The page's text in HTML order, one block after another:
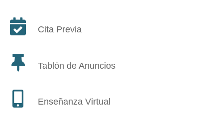
Cita Previa
Tablón de Anuncios
Enseñanza Virtual